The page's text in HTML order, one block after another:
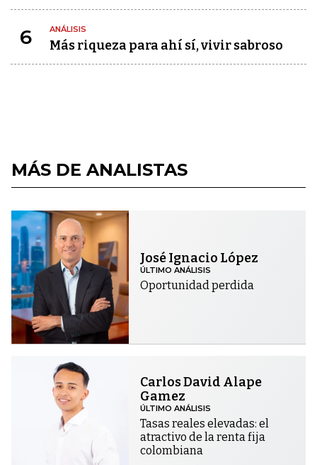
6 ANÁLISIS
Más riqueza para ahí sí, vivir sabroso
MÁS DE ANALISTAS
José Ignacio López
ÚLTIMO ANÁLISIS
Oportunidad perdida
Carlos David Alape
Gamez
ÚLTIMO ANÁLISIS
Tasas reales elevadas: el
atractivo de la renta fija
colombiana